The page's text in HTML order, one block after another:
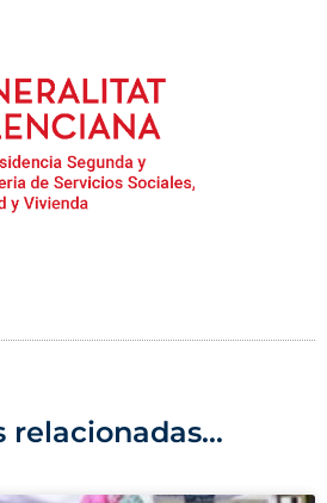
relacionadas...